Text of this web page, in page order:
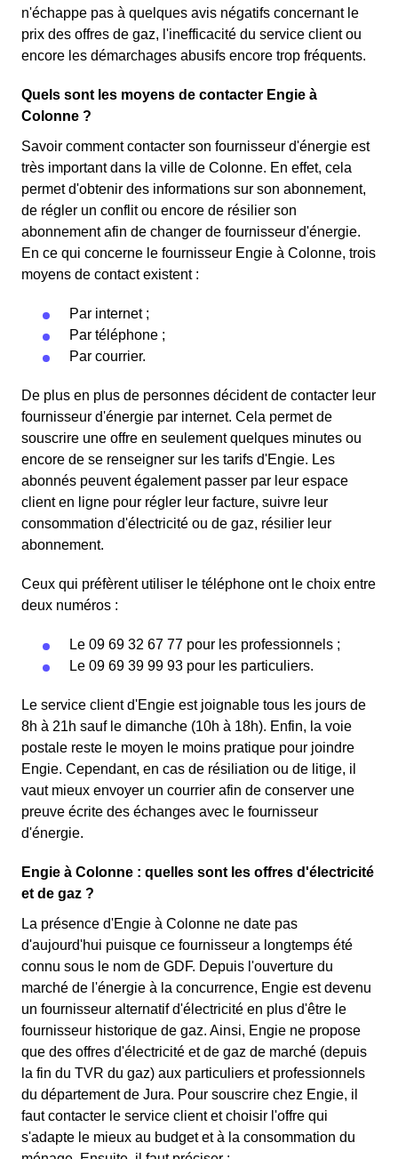
n'échappe pas à quelques avis négatifs concernant le
prix des offres de gaz, l'inefficacité du service client ou
encore les démarchages abusifs encore trop fréquents.
Quels sont les moyens de contacter Engie à
Colonne ?
Savoir comment contacter son fournisseur d'énergie est
très important dans la ville de Colonne. En effet, cela
permet d'obtenir des informations sur son abonnement,
de régler un conflit ou encore de résilier son
abonnement afin de changer de fournisseur d'énergie.
En ce qui concerne le fournisseur Engie à Colonne, trois
moyens de contact existent :
Par internet ;
Par téléphone ;
Par courrier.
De plus en plus de personnes décident de contacter leur
fournisseur d'énergie par internet. Cela permet de
souscrire une offre en seulement quelques minutes ou
encore de se renseigner sur les tarifs d'Engie. Les
abonnés peuvent également passer par leur espace
client en ligne pour régler leur facture, suivre leur
consommation d'électricité ou de gaz, résilier leur
abonnement.
Ceux qui préfèrent utiliser le téléphone ont le choix entre
deux numéros :
Le 09 69 32 67 77 pour les professionnels ;
Le 09 69 39 99 93 pour les particuliers.
Le service client d'Engie est joignable tous les jours de
8h à 21h sauf le dimanche (10h à 18h). Enfin, la voie
postale reste le moyen le moins pratique pour joindre
Engie. Cependant, en cas de résiliation ou de litige, il
vaut mieux envoyer un courrier afin de conserver une
preuve écrite des échanges avec le fournisseur
d'énergie.
Engie à Colonne : quelles sont les offres d'électricité
et de gaz ?
La présence d'Engie à Colonne ne date pas
d'aujourd'hui puisque ce fournisseur a longtemps été
connu sous le nom de GDF. Depuis l'ouverture du
marché de l'énergie à la concurrence, Engie est devenu
un fournisseur alternatif d'électricité en plus d'être le
fournisseur historique de gaz. Ainsi, Engie ne propose
que des offres d'électricité et de gaz de marché (depuis
la fin du TVR du gaz) aux particuliers et professionnels
du département de Jura. Pour souscrire chez Engie, il
faut contacter le service client et choisir l'offre qui
s'adapte le mieux au budget et à la consommation du